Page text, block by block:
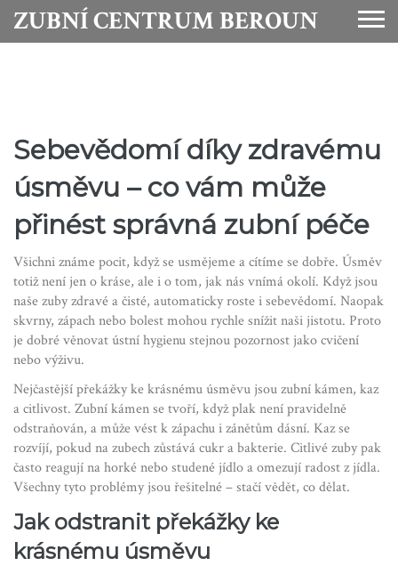
ZUBNÍ CENTRUM BEROUN
Sebevědomí díky zdravému
úsměvu – co vám může
přinést správná zubní péče
Všichni známe pocit, když se usmějeme a cítíme se dobře. Úsměv
totiž není jen o kráse, ale i o tom, jak nás vnímá okolí. Když jsou
naše zuby zdravé a čisté, automaticky roste i sebevědomí. Naopak
skvrny, zápach nebo bolest mohou rychle snížit naši jistotu. Proto
je dobré věnovat ústní hygienu stejnou pozornost jako cvičení
nebo výživu.
Nejčastější překážky ke krásnému úsměvu jsou zubní kámen, kaz
a citlivost. Zubní kámen se tvoří, když plak není pravidelně
odstraňován, a může vést k zápachu i zánětům dásní. Kaz se
rozvíjí, pokud na zubech zůstává cukr a bakterie. Citlivé zuby pak
často reagují na horké nebo studené jídlo a omezují radost z jídla.
Všechny tyto problémy jsou řešitelné – stačí vědět, co dělat.
Jak odstranit překážky ke
krásnému úsměvu